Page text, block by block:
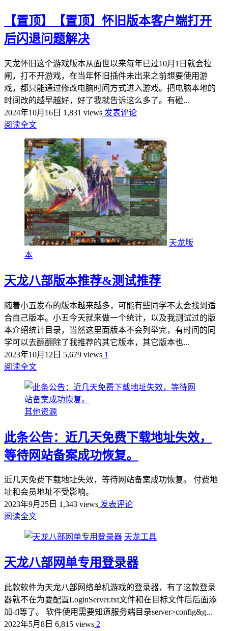
【置顶】【置顶】怀旧版本客户端打开
后闪退问题解决
天龙怀旧这个游戏版本从面世以来每年已过10月1日就会拉
闸，打不开游戏，在当年怀旧插件未出来之前想要使用游
戏，都只能通过修改电脑时间方式进入游戏。把电脑本地的
时间改的越早越好，好了我就告诉这么多了。有碰...
2024年10月16日 1,831 views 发表评论
阅读全文
天龙版
本
天龙八部版本推荐&测试推荐
随着小五发布的版本越来越多，可能有些同学不太会找到适
合自己版本。小五今天就来做一个统计，以及我测试过的版
本介绍统计目录，当然这里面版本不会列举完，有时间的同
学可以去翻翻除了我推荐的其它版本，其它版本也...
2023年10月12日 5,679 views 1
阅读全文
其他资源
此条公告：近几天免费下载地址失效，
等待网站备案成功恢复。
近几天免费下载地址失效，等待网站备案成功恢复。 付费地
址和会员地址不受影响。
2023年9月25日 1,343 views 发表评论
阅读全文
天龙工具
天龙八部网单专用登录器
此款软件为天龙八部网络单机游戏的登录器，有了这款登录
器就不在为要配置LoginServer.txt文件和在目标文件后后面添
加-fl等了。 软件使用需要知道服务端目录server>config&g...
2022年5月8日 6,815 views 2